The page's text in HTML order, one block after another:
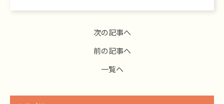
前の記事へ
一覧へ
次の記事へ